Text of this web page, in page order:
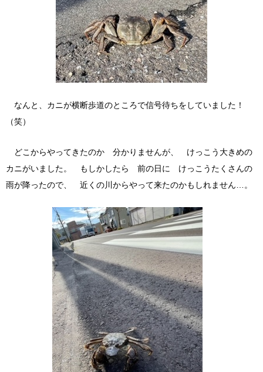
なんと、カニが横断歩道のところで信号待ちをしていました！
（笑）
どこからやってきたのか 分かりませんが、 けっこう大きめの
カニがいました。 もしかしたら 前の日に けっこうたくさんの
雨が降ったので、 近くの川からやって来たのかもしれません…。